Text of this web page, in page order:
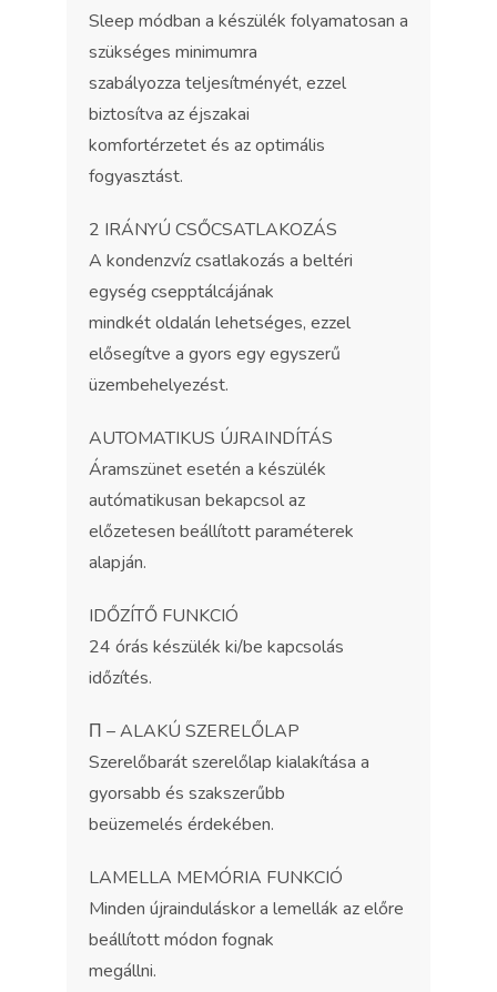
Sleep módban a készülék folyamatosan a
szükséges minimumra
szabályozza teljesítményét, ezzel
biztosítva az éjszakai
komfortérzetet és az optimális
fogyasztást.
2 IRÁNYÚ CSŐCSATLAKOZÁS
A kondenzvíz csatlakozás a beltéri
egység csepptálcájának
mindkét oldalán lehetséges, ezzel
elősegítve a gyors egy egyszerű
üzembehelyezést.
AUTOMATIKUS ÚJRAINDÍTÁS
Áramszünet esetén a készülék
autómatikusan bekapcsol az
előzetesen beállított paraméterek
alapján.
IDŐZÍTŐ FUNKCIÓ
24 órás készülék ki/be kapcsolás
időzítés.
Π – ALAKÚ SZERELŐLAP
Szerelőbarát szerelőlap kialakítása a
gyorsabb és szakszerűbb
beüzemelés érdekében.
LAMELLA MEMÓRIA FUNKCIÓ
Minden újrainduláskor a lemellák az előre
beállított módon fognak
megállni.